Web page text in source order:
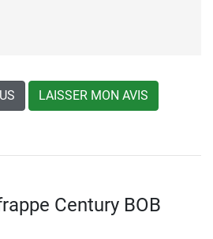
LAISSER MON AVIS
Century BOB